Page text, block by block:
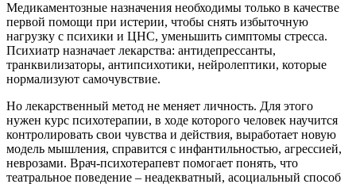
Медикаментозные назначения необходимы только в качестве
первой помощи при истерии, чтобы снять избыточную
нагрузку с психики и ЦНС, уменьшить симптомы стресса.
Психиатр назначает лекарства: антидепрессанты,
транквилизаторы, антипсихотики, нейролептики, которые
нормализуют самочувствие.
Но лекарственный метод не меняет личность. Для этого
нужен курс психотерапии, в ходе которого человек научится
контролировать свои чувства и действия, выработает новую
модель мышления, справится с инфантильностью, агрессией,
неврозами. Врач-психотерапевт помогает понять, что
театральное поведение – неадекватный, асоциальный способ